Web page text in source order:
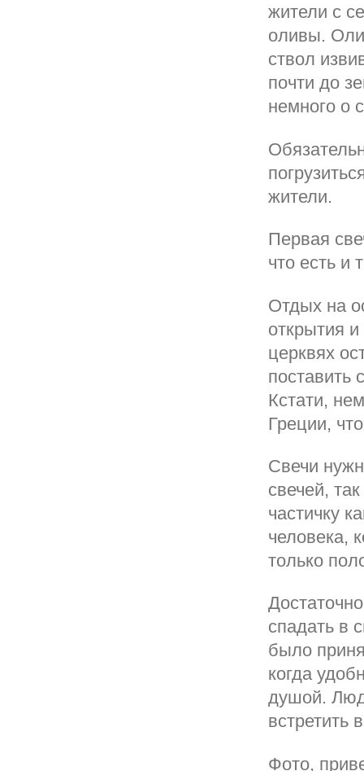
жители с
оливы.
ствол
почти до
немного о
жители.
Первая
что есть и
Отдых на
открытия
церквях
поставить
Кстати,
Греции,
Свечи
свечей,
частичку
человека,
только
спадать в
было
когда
душой.
встретить
Фото,